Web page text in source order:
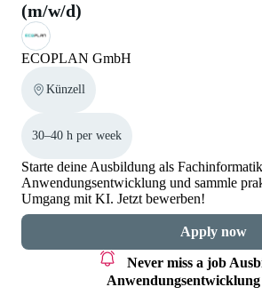
(m/w/d)
ECOPLAN GmbH
Künzell
30–40 h per week
Starte deine Ausbildung als
Anwendungsentwicklung und sammle
Umgang mit KI. Jetzt bewerben!
Apply now
Never miss a job
Anwendungsentwicklung